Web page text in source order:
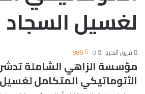
لغسيل السجاد
فريق التحرير 0
985
مؤسسة الزاهي الشاملة
الأتوماتيكي المتكامل